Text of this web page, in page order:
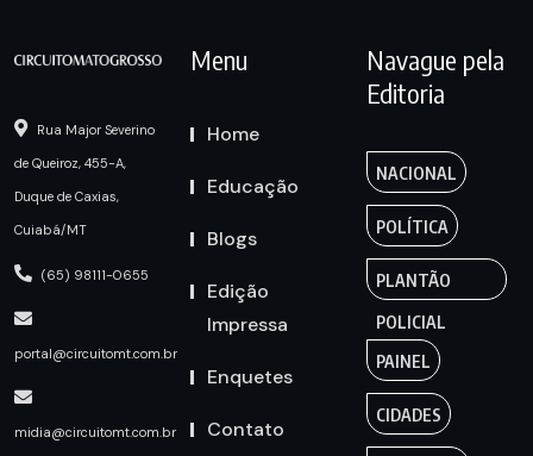
Rua Major Severino
de Queiroz, 455-A,
Duque de Caxias,
Cuiabá/MT
(65) 98111-0655
portal@circuitomt.com.br
midia@circuitomt.com.br
Menu
Home
Educação
Blogs
Edição
Impressa
Enquetes
Contato
Navague pela
Editoria
NACIONAL
POLÍTICA
PLANTÃO
POLICIAL
PAINEL
CIDADES